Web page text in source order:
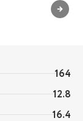
→
164
12.8
16.4